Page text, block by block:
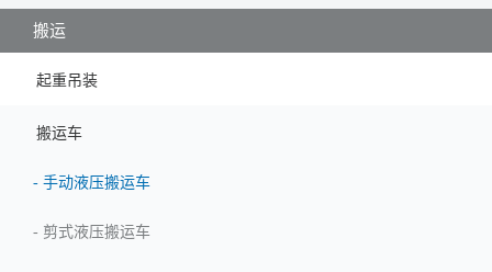
搬运
起重吊装
搬运车
- 手动液压搬运车
- 剪式液压搬运车